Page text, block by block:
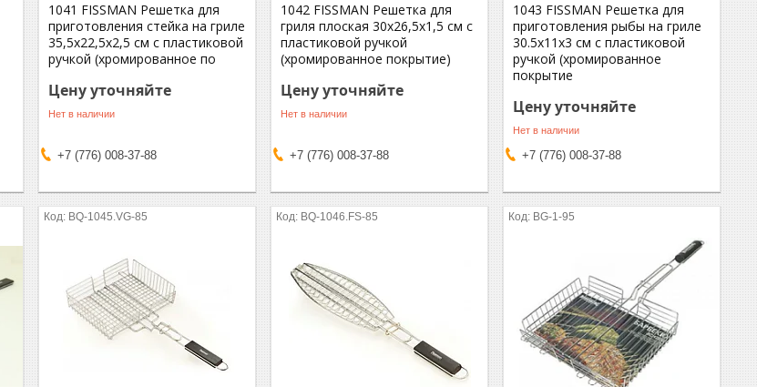
1041 FISSMAN Решетка для
приготовления стейка на гриле
35,5x22,5x2,5 см с пластиковой
ручкой (хромированное по
Цену уточняйте
Нет в наличии
+7 (776) 008-37-88
1042 FISSMAN Решетка для
гриля плоская 30x26,5x1,5 см с
пластиковой ручкой
(хромированное покрытие)
Цену уточняйте
Нет в наличии
+7 (776) 008-37-88
1043 FISSMAN Решетка для
приготовления рыбы на гриле
30.5x11x3 см с пластиковой
ручкой (хромированное
покрытие
Цену уточняйте
Нет в наличии
+7 (776) 008-37-88
BQ-1045.VG-85 BQ-1046.FS-85 BG-1-95